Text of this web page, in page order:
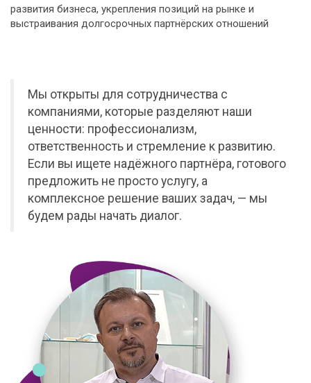
развития бизнеса, укрепления позиций на рынке и
выстраивания долгосрочных партнёрских отношений
Мы открыты для сотрудничества с
компаниями, которые разделяют наши
ценности: профессионализм,
ответственность и стремление к развитию.
Если вы ищете надёжного партнёра, готового
предложить не просто услугу, а
комплексное решение ваших задач, — мы
будем рады начать диалог.